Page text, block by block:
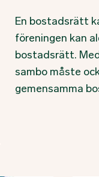
En bostadsrätt
föreningen kan
bostadsrätt.
sambo måste
gemensamma